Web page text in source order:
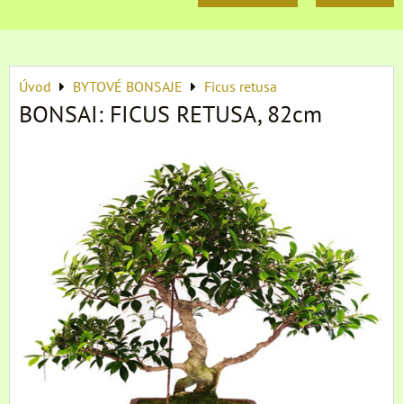
Úvod BYTOVÉ BONSAJE Ficus retusa
BONSAI: FICUS RETUSA, 82cm